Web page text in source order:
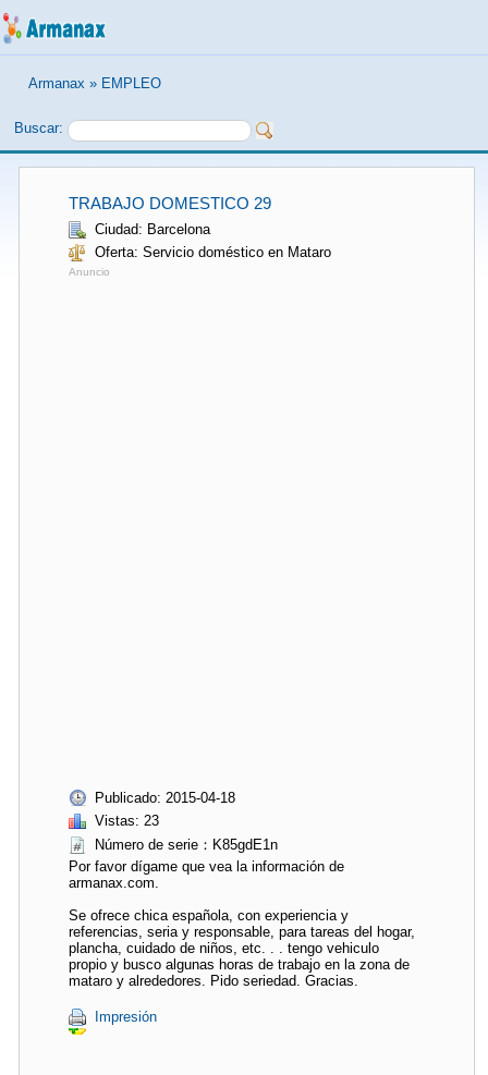
Armanax » EMPLEO
Buscar:
TRABAJO DOMESTICO 29
Ciudad: Barcelona
Oferta: Servicio doméstico en Mataro
Anuncio
Publicado: 2015-04-18
Vistas: 23
Número de serie：K85gdE1n
Por favor dígame que vea la información de
armanax.com.
Se ofrece chica española, con experiencia y
referencias, seria y responsable, para tareas del hogar,
plancha, cuidado de niños, etc. . . tengo vehiculo
propio y busco algunas horas de trabajo en la zona de
mataro y alrededores. Pido seriedad. Gracias.
Impresión